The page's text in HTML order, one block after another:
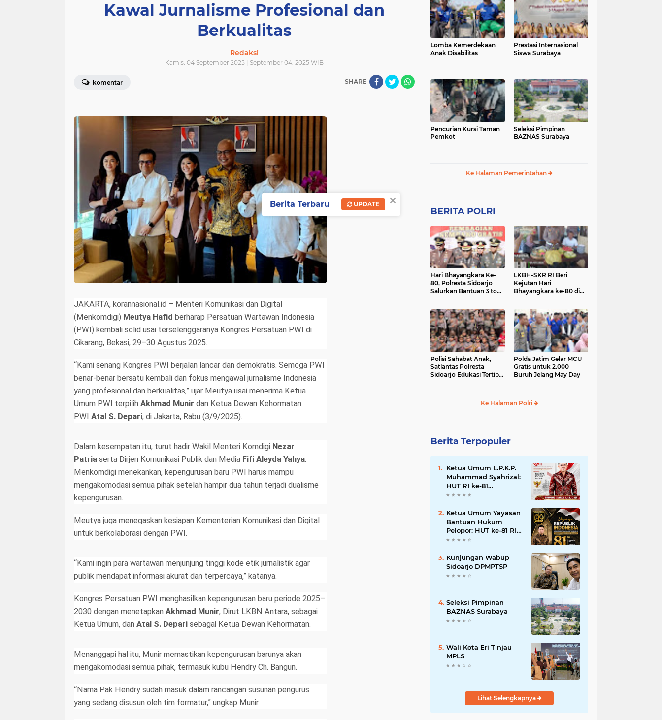
Kawal Jurnalisme Profesional dan
Berkualitas
Redaksi
Kamis, 04 September 2025 | September 04, 2025 WIB
komentar SHARE
JAKARTA, korannasional.id – Menteri Komunikasi dan Digital
(Menkomdigi) Meutya Hafid berharap Persatuan Wartawan Indonesia
(PWI) kembali solid usai terselenggaranya Kongres Persatuan PWI di
Cikarang, Bekasi, 29–30 Agustus 2025.
“Kami senang Kongres PWI berjalan lancar dan demokratis. Semoga PWI
benar-benar bersatu kembali dan fokus mengawal jurnalisme Indonesia
yang profesional dan berkualitas,” ujar Meutya usai menerima Ketua
Umum PWI terpilih Akhmad Munir dan Ketua Dewan Kehormatan
PWI Atal S. Depari, di Jakarta, Rabu (3/9/2025).
Dalam kesempatan itu, turut hadir Wakil Menteri Komdigi Nezar
Patria serta Dirjen Komunikasi Publik dan Media Fifi Aleyda Yahya.
Menkomdigi menekankan, kepengurusan baru PWI harus mampu
mengakomodasi semua pihak setelah hampir dua tahun terjadi dualisme
kepengurusan.
Meutya juga menegaskan kesiapan Kementerian Komunikasi dan Digital
untuk berkolaborasi dengan PWI.
“Kami ingin para wartawan menjunjung tinggi kode etik jurnalistik agar
publik mendapat informasi akurat dan terpercaya,” katanya.
Kongres Persatuan PWI menghasilkan kepengurusan baru periode 2025–
2030 dengan menetapkan Akhmad Munir, Dirut LKBN Antara, sebagai
Ketua Umum, dan Atal S. Depari sebagai Ketua Dewan Kehormatan.
Menanggapi hal itu, Munir memastikan kepengurusan barunya akan
mengakomodasi semua pihak, termasuk kubu Hendry Ch. Bangun.
“Nama Pak Hendry sudah masuk dalam rancangan susunan pengurus
yang sedang disusun oleh tim formatur,” ungkap Munir.
Lomba Kemerdekaan
Anak Disabilitas
Prestasi Internasional
Siswa Surabaya
Pencurian Kursi Taman
Pemkot
Seleksi Pimpinan
BAZNAS Surabaya
Ke Halaman Pemerintahan
BERITA POLRI
Hari Bhayangkara Ke-
80, Polresta Sidoarjo
Salurkan Bantuan 3 ton
LKBH-SKR RI Beri
Kejutan Hari
Bhayangkara ke-80 di
Polri
Polisi Sahabat Anak,
Satlantas Polresta
Sidoarjo Edukasi Tertib
Polda Jatim Gelar MCU
Gratis untuk 2.000
Buruh Jelang May Day
Ke Halaman Polri
Berita Terpopuler
Ketua Umum L.P.K.P.
Muhammad Syahrizal:
HUT RI ke-81
Momentum
Persatuan dan
Keadilan bagi Seluruh
Rakyat Indonesia.
Ketua Umum Yayasan
Bantuan Hukum
Pelopor: HUT ke-81 RI
Momentum
Persatuan, dan
Pengabdian kepada
Masyarakat
Kunjungan Wabup
Sidoarjo DPMPTSP
Seleksi Pimpinan
BAZNAS Surabaya
Wali Kota Eri Tinjau
MPLS
Lihat Selengkapnya
×
Berita Terbaru UPDATE